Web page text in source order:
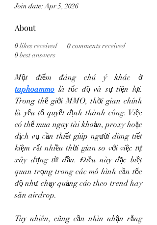
Join date: Apr 5, 2026
About
0likes received 0comments received
0best answers
Một điểm đáng chú ý khác ở
taphoammo là tốc độ và sự tiện lợi.
Trong thế giới MMO, thời gian chính
là yếu tố quyết định thành công. Việc
có thể mua ngay tài khoản, proxy hoặc
dịch vụ cần thiết giúp người dùng tiết
kiệm rất nhiều thời gian so với việc tự
xây dựng từ đầu. Điều này đặc biệt
quan trọng trong các mô hình cần tốc
độ như chạy quảng cáo theo trend hay
săn airdrop.
Tuy nhiên, cũng cần nhìn nhận rằng